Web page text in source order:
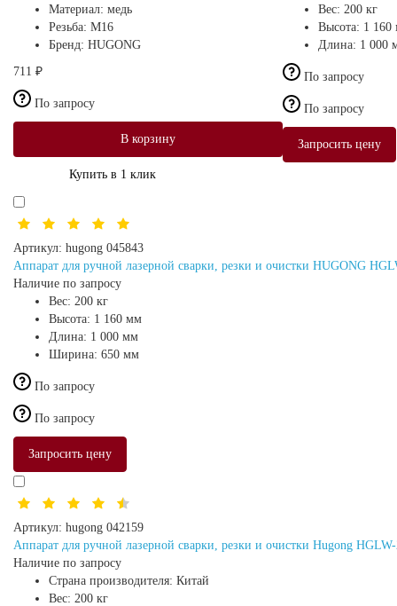
Материал: медь
Резьба: М16
Бренд: HUGONG
711 ₽
По запросу
В корзину
Купить в 1 клик
Вес: 200 кг
Высота: 1 160
Длина: 1 000
По запросу
По запросу
Запросить цену
Артикул: hugong 045843
Аппарат для ручной лазерной сварки, резки и очистки HUGONG
Наличие по запросу
Вес: 200 кг
Высота: 1 160 мм
Длина: 1 000 мм
Ширина: 650 мм
По запросу
По запросу
Запросить цену
Артикул: hugong 042159
Аппарат для ручной лазерной сварки, резки и очистки Hugong
Наличие по запросу
Страна производителя: Китай
Вес: 200 кг